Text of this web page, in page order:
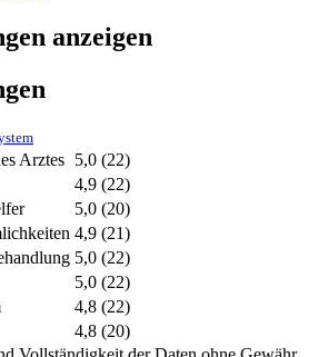
anzeigen
Arztes 5,0 (22)
4,9 (22)
5,0 (20)
4,9 (21)
5,0 (22)
5,0 (22)
4,8 (22)
4,8 (20)